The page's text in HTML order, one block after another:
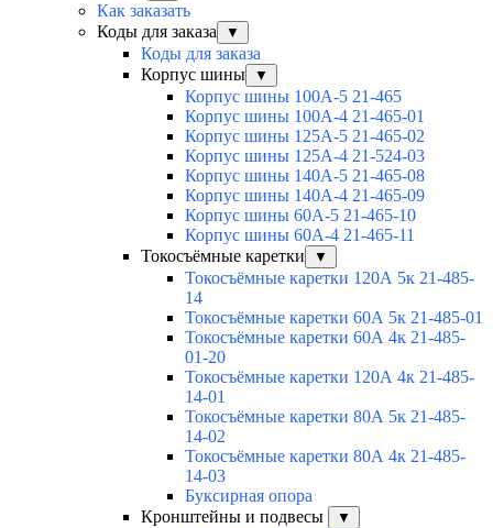
Как заказать
Коды для заказа
▼
Коды для заказа
Корпус шины
▼
Корпус шины 100А-5 21-465
Корпус шины 100А-4 21-465-01
Корпус шины 125А-5 21-465-02
Корпус шины 125А-4 21-524-03
Корпус шины 140А-5 21-465-08
Корпус шины 140А-4 21-465-09
Корпус шины 60А-5 21-465-10
Корпус шины 60А-4 21-465-11
Токосъёмные каретки
▼
Токосъёмные каретки 120А 5к 21-485-
14
Токосъёмные каретки 60А 5к 21-485-01
Токосъёмные каретки 60А 4к 21-485-
01-20
Токосъёмные каретки 120А 4к 21-485-
14-01
Токосъёмные каретки 80А 5к 21-485-
14-02
Токосъёмные каретки 80А 4к 21-485-
14-03
Буксирная опора
Кронштейны и подвесы
▼